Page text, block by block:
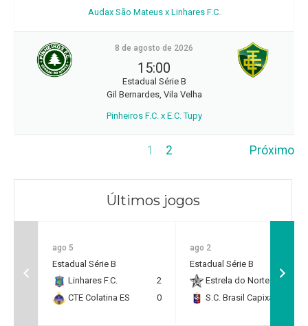
Audax São Mateus x Linhares F.C.
8 de agosto de 2026
15:00
Estadual Série B
Gil Bernardes, Vila Velha
Pinheiros F.C. x E.C. Tupy
1 2 Próximo
Últimos jogos
ago 5
Estadual Série B
Linhares F.C.
2
CTE Colatina ES
0
ago 2
Estadual Série B
Estrela do Norte F.C.
S.C. Brasil Capixaba